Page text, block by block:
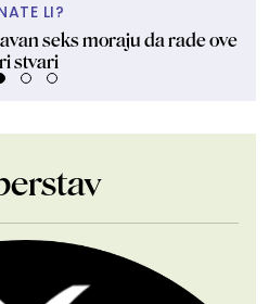
LI?
seks moraju da rade ove
stvari